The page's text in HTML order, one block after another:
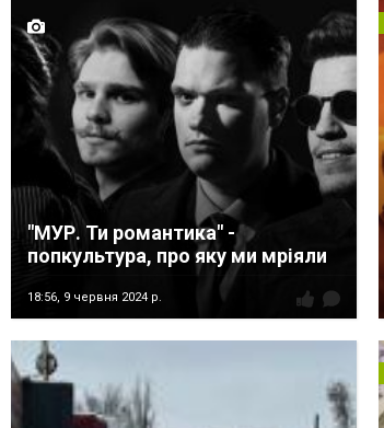
"МУР. Ти романтика" -
попкультура, про яку ми мріяли
18:56, 9 червня 2024 р.